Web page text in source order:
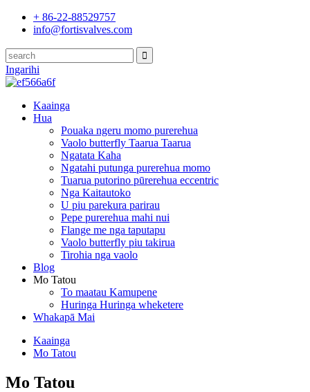
+ 86-22-88529757
info@fortisvalves.com
Ingarihi
Kaainga
Hua
Pouaka ngeru momo purerehua
Vaolo butterfly Taarua Taarua
Ngatata Kaha
Ngatahi putunga purerehua momo
Tuarua putorino pūrerehua eccentric
Nga Kaitautoko
U piu parekura parirau
Pepe purerehua mahi nui
Flange me nga taputapu
Vaolo butterfly piu takirua
Tirohia nga vaolo
Blog
Mo Tatou
To maatau Kamupene
Huringa Huringa wheketere
Whakapā Mai
Kaainga
Mo Tatou
Mo Tatou